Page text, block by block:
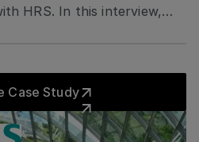
HRS. In this interview,
Case Study